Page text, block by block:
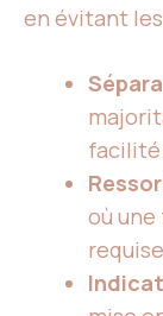
en évitant
facilité
où